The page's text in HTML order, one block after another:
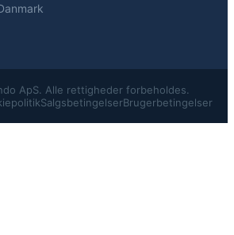
ApS. Alle rettigheder forbeholdes.
SalgsbetingelserBrugerbetingelser